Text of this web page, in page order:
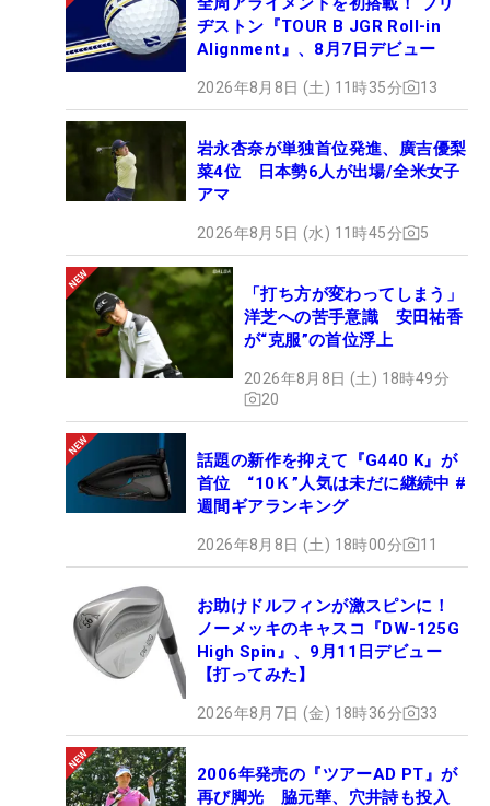
ヂストン『TOUR B JGR Roll-in
Alignment』、8月7日デビュー
2026年8月8日 (土) 11時35分 13
岩永杏奈が単独首位発進、廣吉優梨
菜4位 日本勢6人が出場/全米女子
アマ
2026年8月5日 (水) 11時45分 5
「打ち方が変わってしまう」
洋芝への苦手意識 安田祐香
が“克服”の首位浮上
2026年8月8日 (土) 18時49分
20
話題の新作を抑えて『G440 K』が
首位 “10Ｋ”人気は未だに継続中 #
週間ギアランキング
2026年8月8日 (土) 18時00分 11
お助けドルフィンが激スピンに！
ノーメッキのキャスコ『DW-125G
High Spin』、9月11日デビュー
【打ってみた】
2026年8月7日 (金) 18時36分 33
2006年発売の『ツアーAD PT』が
再び脚光 脇元華、穴井詩も投入